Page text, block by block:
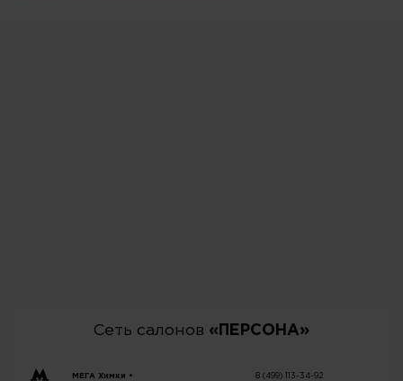
Сеть салонов «ПЕРСОНА»
МЕГА Химки • 8 (499) 113-34-92